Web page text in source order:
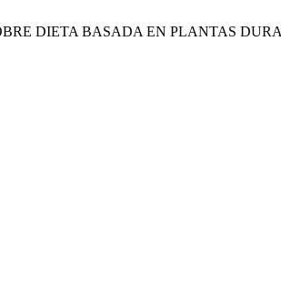
DIETA BASADA EN PLANTAS